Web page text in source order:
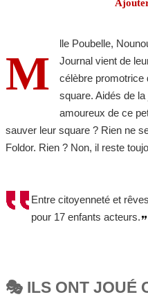
M
lle Poubelle,
Journal vient de
célèbre promotrice
square. Aidés de
amoureux de ce
sauver leur square ? Rien ne
Foldor. Rien ? Non, il reste
Entre citoyenneté et
pour 17 enfants acteurs.
🎭 ILS ONT JOUÉ